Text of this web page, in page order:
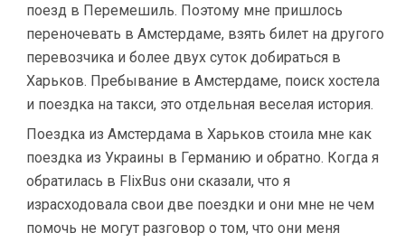
поезд в Перемешиль. Поэтому мне пришлось
переночевать в Амстердаме, взять билет на другого
перевозчика и более двух суток добираться в
Харьков. Пребывание в Амстердаме, поиск хостела
и поездка на такси, это отдельная веселая история.
Поездка из Амстердама в Харьков стоила мне как
поездка из Украины в Германию и обратно. Когда я
обратилась в FlixBus они сказали, что я
израсходовала свои две поездки и они мне не чем
помочь не могут разговор о том, что они меня